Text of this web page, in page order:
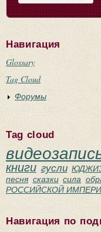
Навигация
Glossary
Tag Cloud
Форумы
Tag cloud
книги гусли
песня сказки сила
РОССИЙСКОЙ
Навигация по